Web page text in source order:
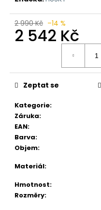
2 990 Kč –14 %
2 542 Kč
Kategorie:
Záruka:
EAN:
Barva:
Objem:
Materiál:
Hmotnost:
Rozměry:
Zeptat se
p
o
u
j
e
e